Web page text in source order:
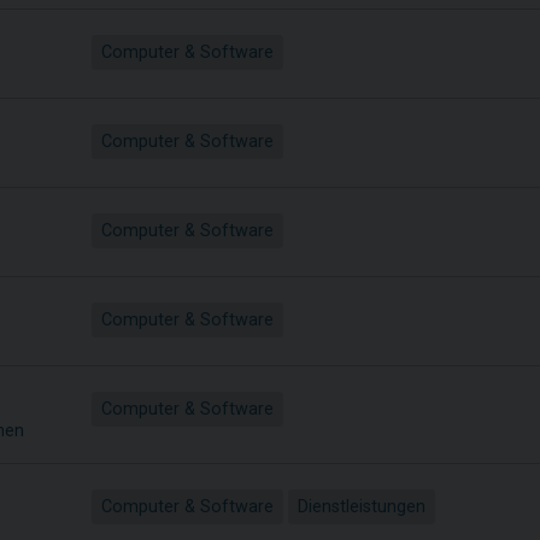
Computer & Software
Computer & Software
Computer & Software
Computer & Software
Computer & Software
Computer & Software Dienstleistungen